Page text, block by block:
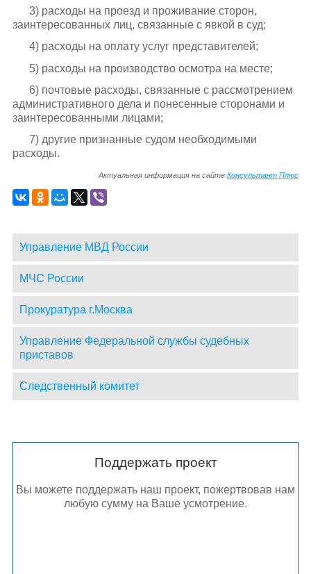
3) расходы на проезд и проживание сторон,
заинтересованных лиц, связанные с явкой в суд;
4) расходы на оплату услуг представителей;
5) расходы на производство осмотра на месте;
6) почтовые расходы, связанные с рассмотрением
административного дела и понесенные сторонами и
заинтересованными лицами;
7) другие признанные судом необходимыми
расходы.
Актуальная информация на сайтеКонсультант Плюс
Управление МВД России
МЧС России
Прокуратура г.Москва
Управление Федеральной службы судебных
приставов
Следственный комитет
Поддержать проект
Вы можете поддержать наш проект, пожертвовав нам
любую сумму на Ваше усмотрение.